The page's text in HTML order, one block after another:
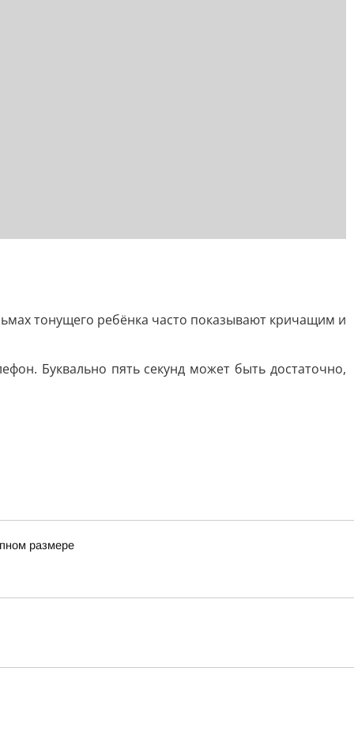
тонущего ребёнка часто показывают кричащим и
Буквально пять секунд может быть достаточно,
размере